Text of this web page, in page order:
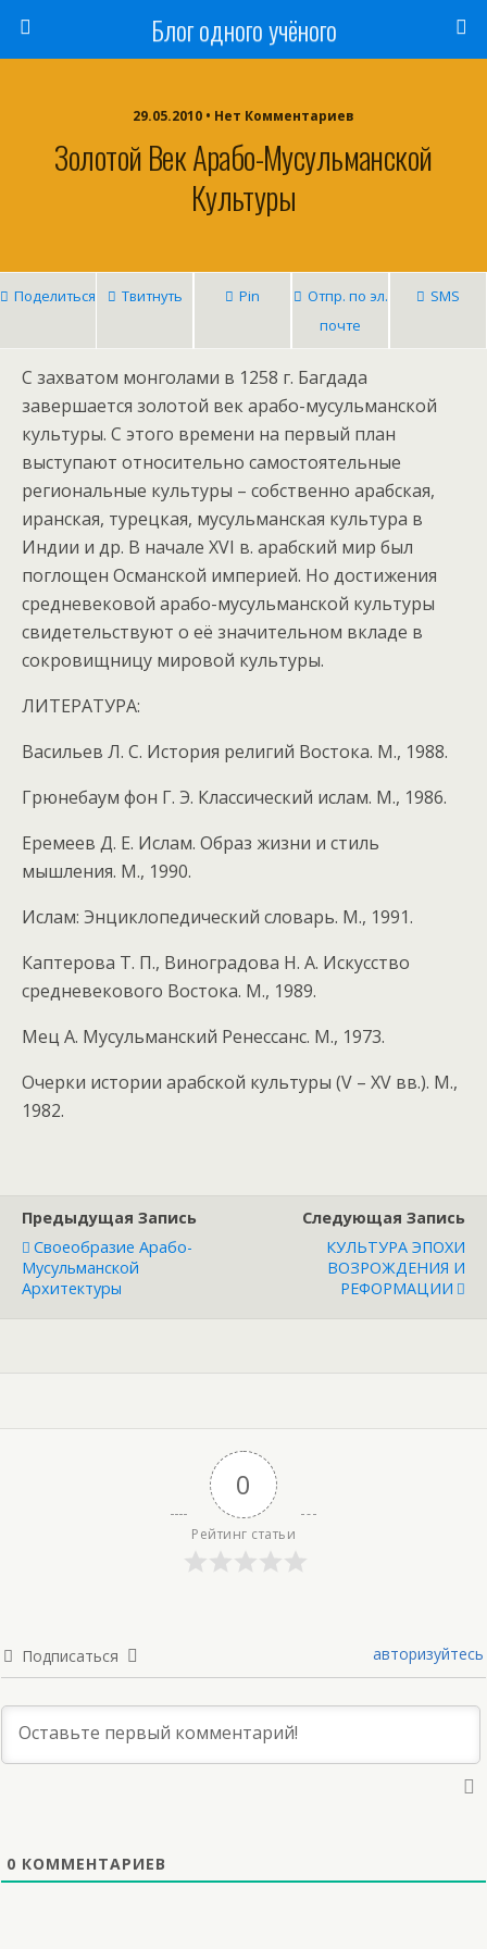
Блог одного учёного
29.05.2010 • Нет Комментариев
Золотой Век Арабо-Мусульманской
Культуры
Поделиться Твитнуть Pin
Отпр. по эл.
почте
SMS
С захватом монголами в 1258 г. Багдада
завершается золотой век арабо-мусульманской
культуры. С этого времени на первый план
выступают относительно самостоятельные
региональные культуры – собственно арабская,
иранская, турецкая, мусульманская культура в
Индии и др. В начале XVI в. арабский мир был
поглощен Османской империей. Но достижения
средневековой арабо-мусульманской культуры
свидетельствуют о её значительном вкладе в
сокровищницу мировой культуры.
ЛИТЕРАТУРА:
Васильев Л. С. История религий Востока. М., 1988.
Грюнебаум фон Г. Э. Классический ислам. М., 1986.
Еремеев Д. Е. Ислам. Образ жизни и стиль
мышления. М., 1990.
Ислам: Энциклопедический словарь. М., 1991.
Каптерова Т. П., Виноградова Н. А. Искусство
средневекового Востока. М., 1989.
Мец А. Мусульманский Ренессанс. М., 1973.
Очерки истории арабской культуры (V – XV вв.). М.,
1982.
Предыдущая Запись
Своеобразие Арабо-
Мусульманской
Архитектуры
Следующая Запись
КУЛЬТУРА ЭПОХИ
ВОЗРОЖДЕНИЯ И
РЕФОРМАЦИИ
0
Рейтинг статьи
Подписаться авторизуйтесь
0 КОММЕНТАРИЕВ